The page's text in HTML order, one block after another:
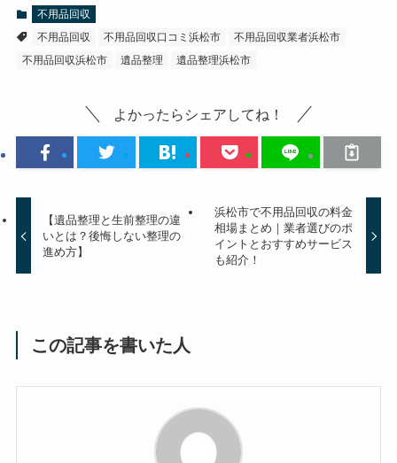
不用品回収
不用品回収
不用品回収口コミ浜松市
不用品回収業者浜松市
不用品回収浜松市
遺品整理 遺品整理浜松市
よかったらシェアしてね！
【遺品整理と生前整理の違
いとは？後悔しない整理の
進め方】
浜松市で不用品回収の料金
相場まとめ｜業者選びのポ
イントとおすすめサービス
も紹介！
この記事を書いた人